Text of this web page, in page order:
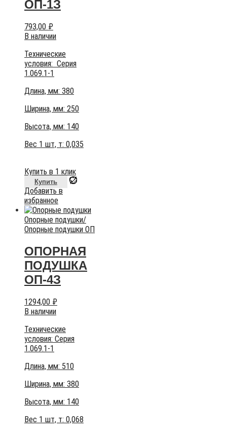
ОП-1З
793,00 ₽
В наличии
Технические
условия: Серия
1.069.1-1
Длина, мм: 380
Ширина, мм: 250
Высота, мм: 140
Вес 1 шт, т: 0,035
Купить в 1 клик
Купить
Добавить в
избранное
Опорные подушки/
Опорные подушки ОП
ОПОРНАЯ
ПОДУШКА
ОП-4З
1294,00 ₽
В наличии
Технические
условия: Серия
1.069.1-1
Длина, мм: 510
Ширина, мм: 380
Высота, мм: 140
Вес 1 шт, т: 0,068